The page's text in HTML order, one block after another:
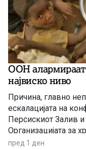
ООН
највиско ниво
Причина, главно
ескалацијата на
Персискиот Залив
Организацијата за
Обединетите нации
пред 1 ден